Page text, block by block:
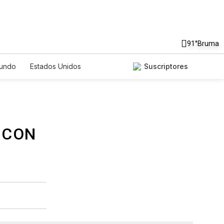
91°Bruma
Estados Unidos
Suscriptores